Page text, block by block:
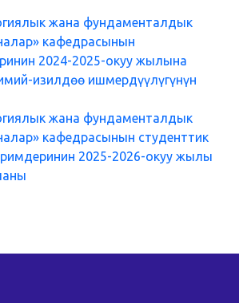
жана фундаменталдык
кафедрасынын
2024-2025-окуу жылына
изилдөө ишмердүүлүгүнүн
жана фундаменталдык
кафедрасынын студенттик
2025-2026-окуу жылы